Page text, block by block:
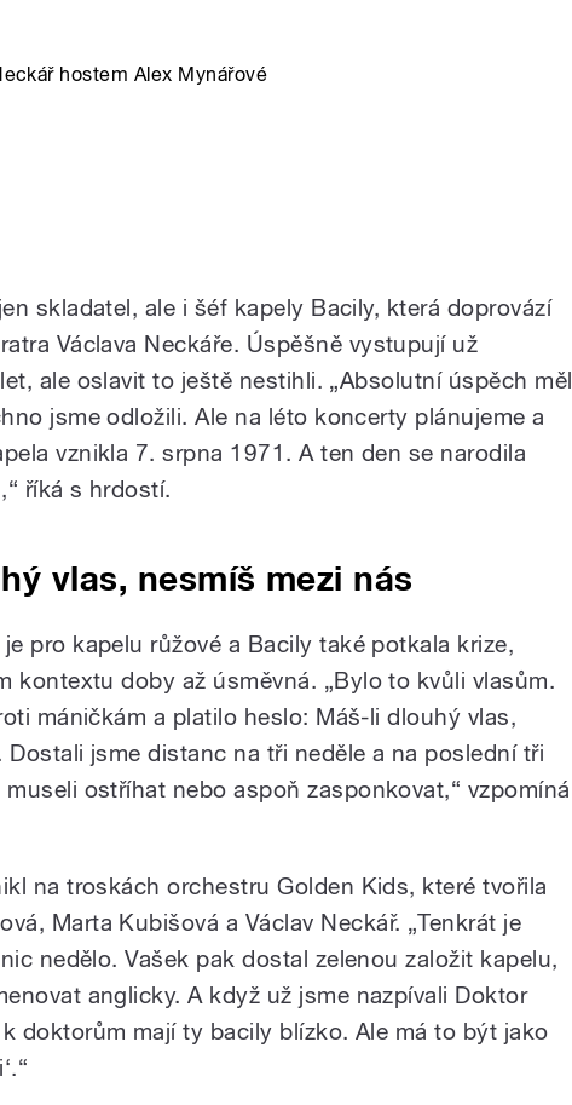
hostem Alex Mynářové
skladatel, ale i šéf kapely Bacily, která doprovází
Václava Neckáře. Úspěšně vystupují už
ale oslavit to ještě nestihli. „Absolutní úspěch měl
jsme odložili. Ale na léto koncerty plánujeme a
vznikla 7. srpna 1971. A ten den se narodila
říká s hrdostí.
vlas, nesmíš mezi nás
pro kapelu růžové a Bacily také potkala krize,
kontextu doby až úsměvná. „Bylo to kvůli vlasům.
máničkám a platilo heslo: Máš-li dlouhý vlas,
Dostali jsme distanc na tři neděle a na poslední tři
ostříhat nebo aspoň zasponkovat,“ vzpomíná
na troskách orchestru Golden Kids, které tvořila
Marta Kubišová a Václav Neckář. „Tenkrát je
nedělo. Vašek pak dostal zelenou založit kapelu,
anglicky. A když už jsme nazpívali Doktor
k doktorům mají ty bacily blízko. Ale má to být jako